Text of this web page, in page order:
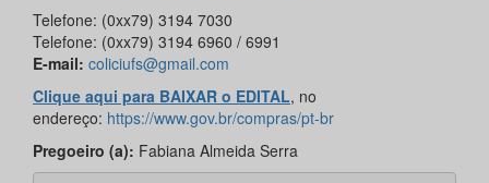
Telefone: (0xx79) 3194 7030
Telefone: (0xx79) 3194 6960 / 6991
E-mail: coliciufs@gmail.com
Clique aqui para BAIXAR o EDITAL, no
endereço: https://www.gov.br/compras/pt-br
Pregoeiro (a): Fabiana Almeida Serra